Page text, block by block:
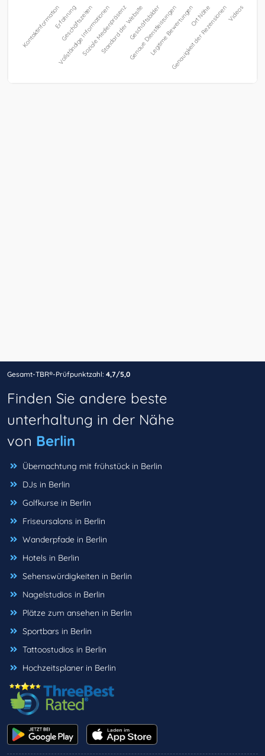
Gesamt-TBR®-Prüfpunktzahl: 4,7/5,0
Finden Sie andere beste
unterhaltung in der Nähe
von Berlin
Übernachtung mit frühstück in Berlin
DJs in Berlin
Golfkurse in Berlin
Friseursalons in Berlin
Wanderpfade in Berlin
Hotels in Berlin
Sehenswürdigkeiten in Berlin
Nagelstudios in Berlin
Plätze zum ansehen in Berlin
Sportbars in Berlin
Tattoostudios in Berlin
Hochzeitsplaner in Berlin